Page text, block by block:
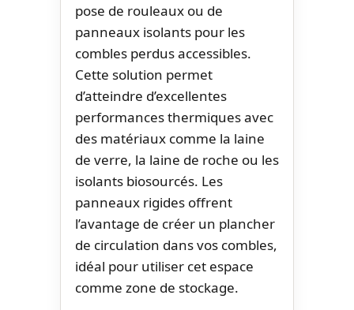
pose de rouleaux ou de
panneaux isolants pour les
combles perdus accessibles.
Cette solution permet
d’atteindre d’excellentes
performances thermiques avec
des matériaux comme la laine
de verre, la laine de roche ou les
isolants biosourcés. Les
panneaux rigides offrent
l’avantage de créer un plancher
de circulation dans vos combles,
idéal pour utiliser cet espace
comme zone de stockage.